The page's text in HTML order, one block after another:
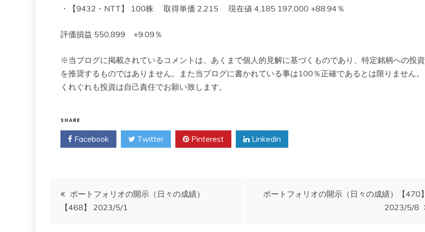
・【9432・NTT】 100株 取得単価 2,215 現在値 4,185 197,000 +88.94％
評価損益 550,899 +9.09％
※当ブログに掲載されているコメントは、あくまで個人的見解に基づくものであり、特定銘柄への投資
を推奨するものではありません。また当ブログに書かれている事は100％正確であるとは限りません。
くれぐれも投資は自己責任でお願い致します。
SHARE
Facebook Twitter Pinterest Linkedin
投
稿
ポートフォリオの開示（日々の成績）
【468】 2023/5/1
ポートフォリオの開示（日々の成績）【470】
2023/5/8